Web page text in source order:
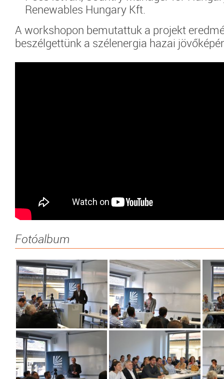
Renewables Hungary Kft.
A workshopon bemutattuk a projekt
beszélgettünk a szélenergia hazai
Fotóalbum